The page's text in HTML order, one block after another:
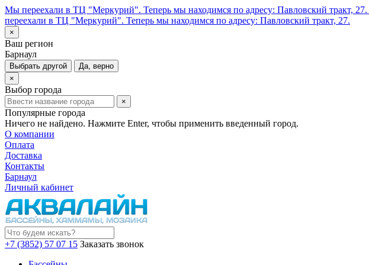
Мы переехали в ТЦ "Меркурий". Теперь мы находимся по адресу: Павловский тракт, 27.
переехали в ТЦ "Меркурий". Теперь мы находимся по адресу: Павловский тракт, 27.
×
Ваш регион
Барнаул
Выбрать другой
Да, верно
×
Выбор города
×
Популярные города
Ничего не найдено. Нажмите Enter, чтобы применить введенный город.
О компании
Оплата
Доставка
Контакты
Барнаул
Личный кабинет
+7 (3852) 57 07 15 Заказать звонок